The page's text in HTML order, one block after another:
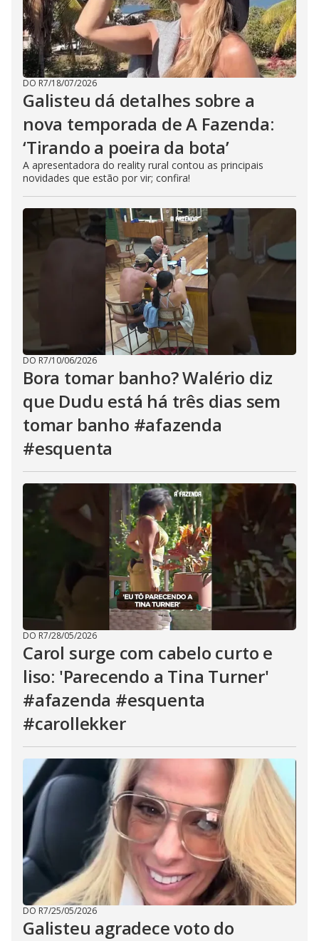
DO R7/18/07/2026
Galisteu dá detalhes sobre a
nova temporada de A Fazenda:
‘Tirando a poeira da bota’
A apresentadora do reality rural contou as principais
novidades que estão por vir; confira!
DO R7/10/06/2026
Bora tomar banho? Walério diz
que Dudu está há três dias sem
tomar banho #afazenda
#esquenta
DO R7/28/05/2026
Carol surge com cabelo curto e
liso: 'Parecendo a Tina Turner'
#afazenda #esquenta
#carollekker
DO R7/25/05/2026
Galisteu agradece voto do